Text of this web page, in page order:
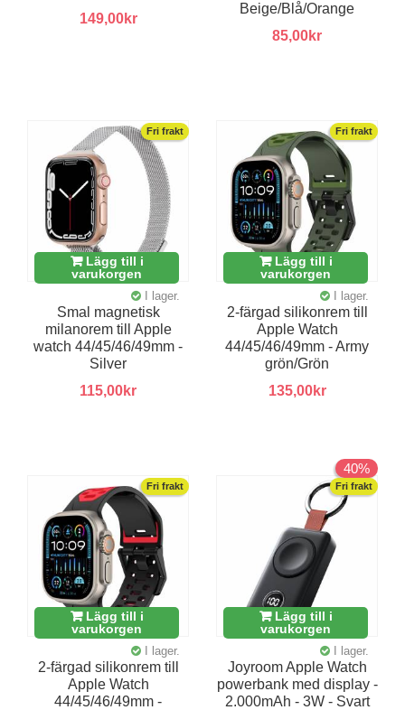
149,00kr
Beige/Blå/Orange
85,00kr
Fri frakt
Lägg till i
varukorgen
I lager.
Smal magnetisk
milanorem till Apple
watch 44/45/46/49mm -
Silver
115,00kr
Fri frakt
Lägg till i
varukorgen
I lager.
2-färgad silikonrem till
Apple Watch
44/45/46/49mm - Army
grön/Grön
135,00kr
Fri frakt
Lägg till i
varukorgen
I lager.
2-färgad silikonrem till
Apple Watch
44/45/46/49mm -
40%
Fri frakt
Lägg till i
varukorgen
I lager.
Joyroom Apple Watch
powerbank med display -
2.000mAh - 3W - Svart